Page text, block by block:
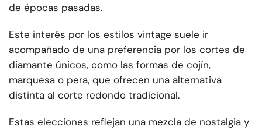
de épocas pasadas.
Este interés por los estilos vintage suele ir
acompañado de una preferencia por los cortes de
diamante únicos, como las formas de cojín,
marquesa o pera, que ofrecen una alternativa
distinta al corte redondo tradicional.
Estas elecciones reflejan una mezcla de nostalgia y